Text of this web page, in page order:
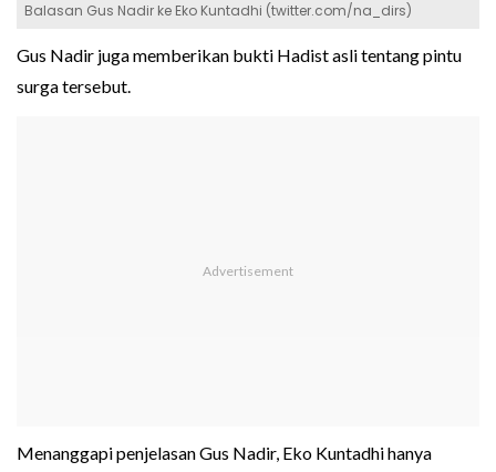
Balasan Gus Nadir ke Eko Kuntadhi (twitter.com/na_dirs)
Gus Nadir juga memberikan bukti Hadist asli tentang pintu
surga tersebut.
Menanggapi penjelasan Gus Nadir, Eko Kuntadhi hanya